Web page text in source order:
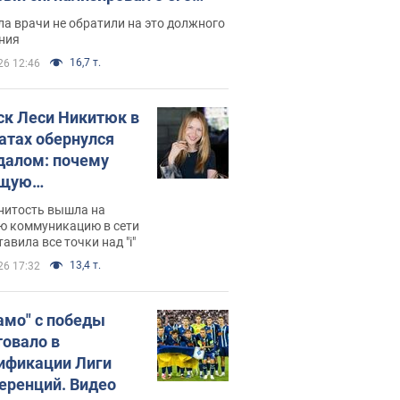
раке
врачи не обратили на это должного
12:46 16,7 т.
Леси Никитюк в
обернулся
почему
вышла на
коммуникацию в сети
все точки над "i"
17:32 13,4 т.
с победы
в
Лиги
Видео